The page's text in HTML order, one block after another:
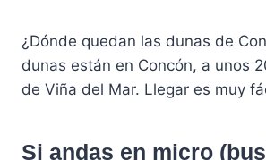
¿Dónde quedan las dunas de
dunas están en Concón, a unos
de Viña del Mar. Llegar es muy
Si andas en micro